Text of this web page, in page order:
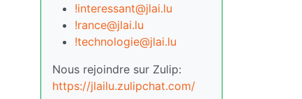
!interessant@jlai.lu
!rance@jlai.lu
!technologie@jlai.lu
Nous rejoindre sur Zulip:
https://jlailu.zulipchat.com/